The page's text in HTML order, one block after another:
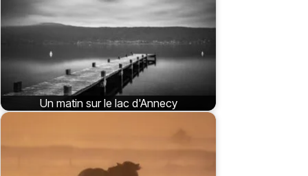
Un matin sur le lac d'Annecy